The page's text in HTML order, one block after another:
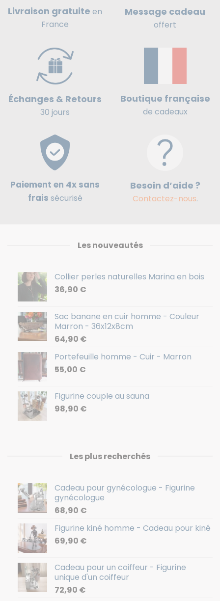
Livraison gratuite en
France
Message cadeau
offert
Échanges & Retours
30 jours
Boutique française
de cadeaux
Paiement en 4x sans
frais sécurisé
Besoin d’aide ?
Contactez-nous.
Les nouveautés
Collier perles naturelles Marina en bois
36,90 €
Sac banane en cuir homme - Couleur
Marron - 36x12x8cm
64,90 €
Portefeuille homme - Cuir - Marron
55,00 €
Figurine couple au sauna
98,90 €
Les plus recherchés
Cadeau pour gynécologue - Figurine
gynécologue
68,90 €
Figurine kiné homme - Cadeau pour kiné
69,90 €
Cadeau pour un coiffeur - Figurine
unique d'un coiffeur
72,90 €